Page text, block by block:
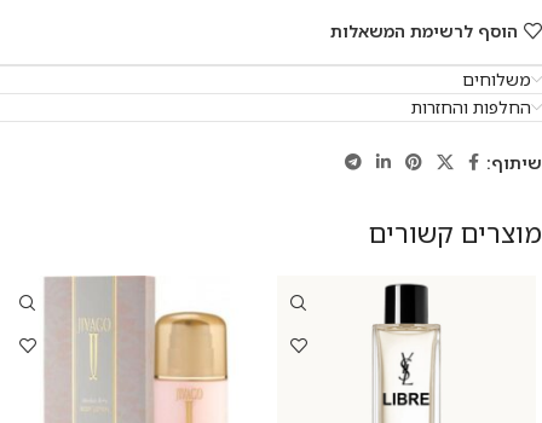
הוסף לרשימת המשאלות
משלוחים
החלפות והחזרות
שיתוף:
מוצרים קשורים